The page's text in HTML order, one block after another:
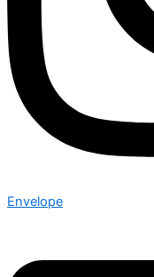
Envelope